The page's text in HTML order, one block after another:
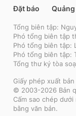
Đặt báo Quảng
Tổng biên tập:
Phó tổng biên tập
Phó tổng biên tập:
Phó tổng biên tập:
Tổng thư ký tòa
Giấy phép xuất
© 2003-2026 Bản
Cấm sao chép
bằng văn bản.